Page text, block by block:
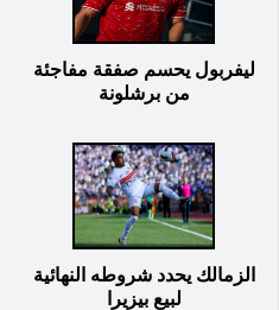
ليفربول يحسم صفقة مفاجئة
من برشلونة
الزمالك يحدد شروطه النهائية
لبيع بيزيرا